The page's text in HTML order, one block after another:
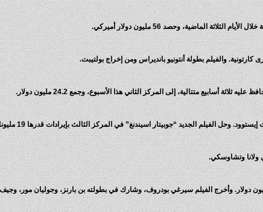
الماضية، وحصد 56 مليون دولار أميركي.
والفيلم بطولة أنتونيو بانديراس ومن إخراج بولتيبت.
أسابيع متتالية، إلى المركز الثاني هذا الأسبوع، وجمع 24.2 مليون دولار.
وحل الفيلم الجديد “جوبيتار اسيندنغ” في المركز الثالث بإيرادات قدرها 19 مليونا.
ولانا وتشاوسكي.